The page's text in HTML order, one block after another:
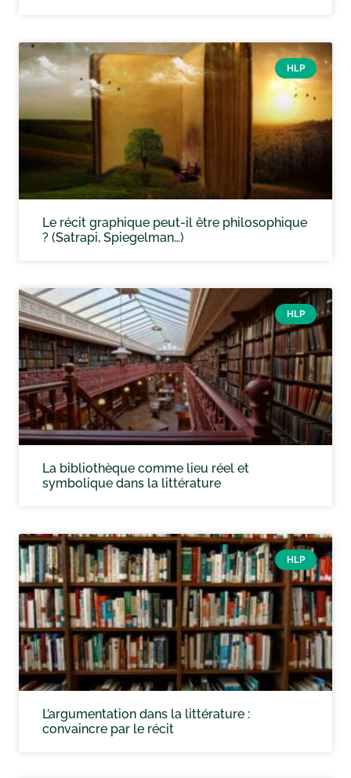
HLP
Le récit graphique peut-il être philosophique
? (Satrapi, Spiegelman…)
HLP
La bibliothèque comme lieu réel et
symbolique dans la littérature
HLP
L’argumentation dans la littérature :
convaincre par le récit